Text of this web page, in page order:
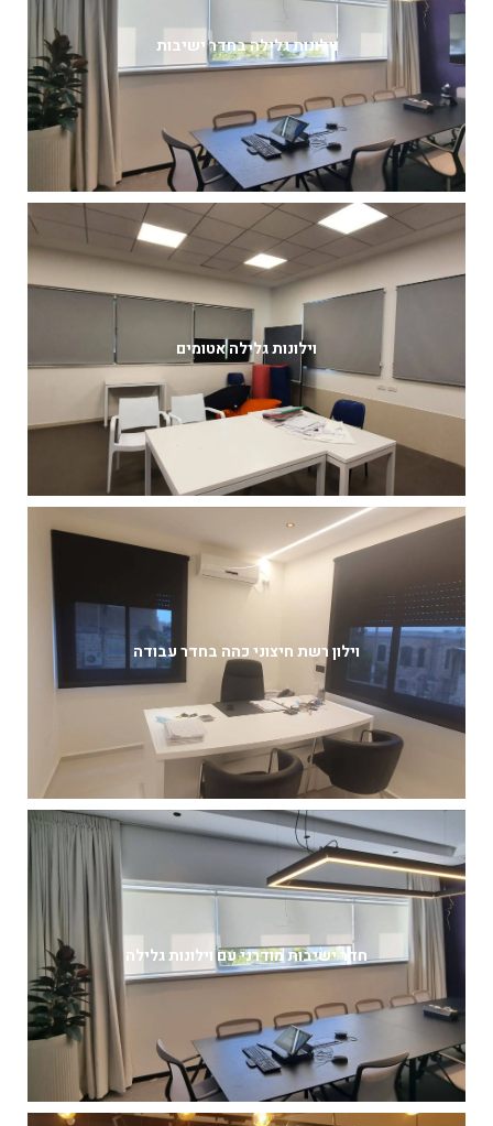
וילונות גלילה בחדר ישיבות
וילונות גלילה אטומים
וילון רשת חיצוני כהה בחדר עבודה
חדר ישיבות מודרני עם וילונות גלילה